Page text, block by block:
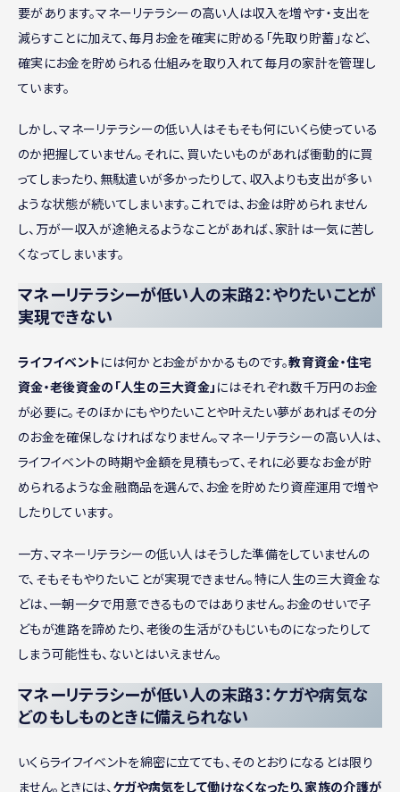
要があります。マネーリテラシーの高い人は収入を増やす・支出を
減らすことに加えて、毎月お金を確実に貯める「先取り貯蓄」など、
確実にお金を貯められる仕組みを取り入れて毎月の家計を管理し
ています。
しかし、マネーリテラシーの低い人はそもそも何にいくら使っている
のか把握していません。それに、買いたいものがあれば衝動的に買
ってしまったり、無駄遣いが多かったりして、収入よりも支出が多い
ような状態が続いてしまいます。これでは、お金は貯められません
し、万が一収入が途絶えるようなことがあれば、家計は一気に苦し
くなってしまいます。
マネーリテラシーが低い人の末路2：やりたいことが
実現できない
ライフイベントには何かとお金がかかるものです。教育資金・住宅
資金・老後資金の「人生の三大資金」 にはそれぞれ数千万円のお金
が必要に。そのほかにもやりたいことや叶えたい夢があればその分
のお金を確保しなければなりません。マネーリテラシーの高い人は、
ライフイベントの時期や金額を見積もって、それに必要なお金が貯
められるような金融商品を選んで、お金を貯めたり資産運用で増や
したりしています。
一方、マネーリテラシーの低い人はそうした準備をしていませんの
で、そもそもやりたいことが実現できません。特に人生の三大資金な
どは、一朝一夕で用意できるものではありません。お金のせいで子
どもが進路を諦めたり、老後の生活がひもじいものになったりして
しまう可能性も、ないとはいえません。
マネーリテラシーが低い人の末路3：ケガや病気な
どのもしものときに備えられない
いくらライフイベントを綿密に立てても、そのとおりになるとは限り
ません。ときには、ケガや病気をして働けなくなったり、家族の介護が